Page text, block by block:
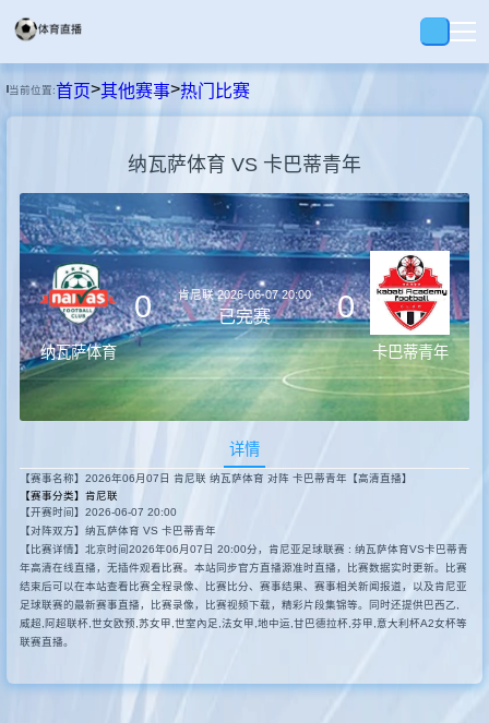
首页
足球
篮球
录播
集锦
速报
当前位置:首页>其他赛事>热门比赛
纳瓦萨体育 VS 卡巴蒂青年
纳瓦萨体育
0 肯尼联2026-06-07 20:00
已完赛 0
卡巴蒂青年
详情
【赛事名称】2026年06月07日 肯尼联 纳瓦萨体育 对阵 卡巴蒂青年【高清直播】
【赛事分类】 肯尼联
【开赛时间】2026-06-07 20:00
【对阵双方】纳瓦萨体育 VS 卡巴蒂青年
【比赛详情】北京时间2026年06月07日 20:00分，肯尼亚足球联赛 : 纳瓦萨体育VS卡巴蒂青
年高清在线直播，无插件观看比赛。本站同步官方直播源准时直播，比赛数据实时更新。比赛
结束后可以在本站查看比赛全程录像、比赛比分、赛事结果、赛事相关新闻报道，以及肯尼亚
足球联赛的最新赛事直播，比赛录像，比赛视频下载，精彩片段集锦等。同时还提供巴西乙,
威超,阿超联杯,世女欧预,苏女甲,世室內足,法女甲,地中运,甘巴德拉杯,芬甲,意大利杯A2女杯等
联赛直播。